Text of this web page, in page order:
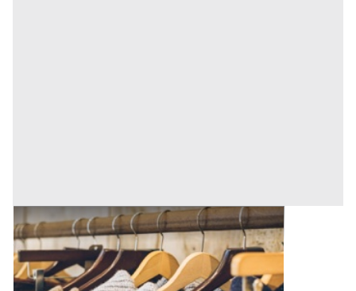
Capi Vestiari all'asta a Padova
Padova (Padova)
Offerta minima
1.209,38 €